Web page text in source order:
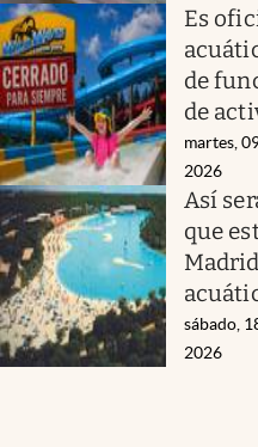
Es
de
de
martes,
2026
Así
que
sábado,
2026